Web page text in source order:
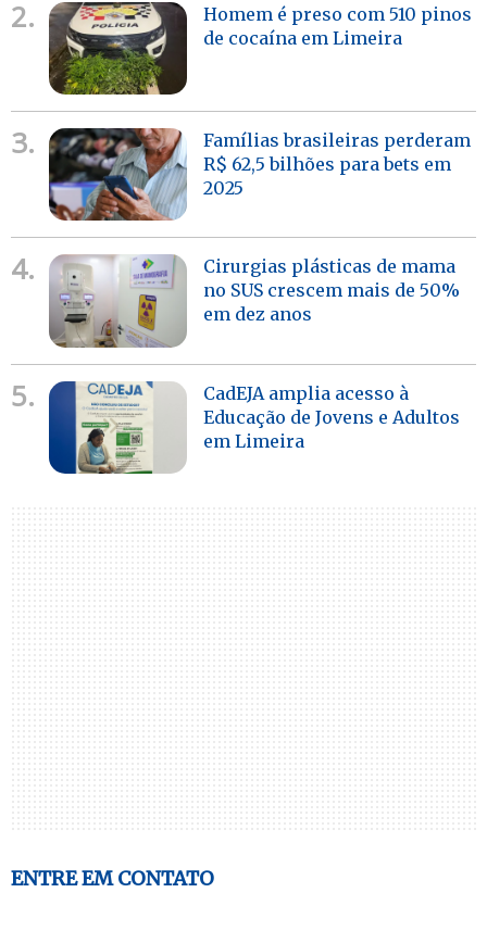
2.
Homem é preso com 510 pinos
de cocaína em Limeira
3.
Famílias brasileiras perderam
R$ 62,5 bilhões para bets em
2025
4.
Cirurgias plásticas de mama
no SUS crescem mais de 50%
em dez anos
5.
CadEJA amplia acesso à
Educação de Jovens e Adultos
em Limeira
ENTRE EM CONTATO